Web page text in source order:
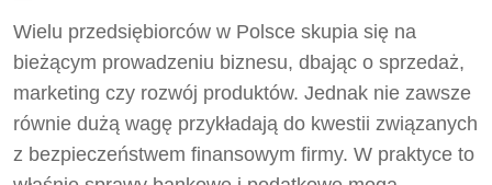
Wielu przedsiębiorców w Polsce skupia się na
bieżącym prowadzeniu biznesu, dbając o sprzedaż,
marketing czy rozwój produktów. Jednak nie zawsze
równie dużą wagę przykładają do kwestii związanych
z bezpieczeństwem finansowym firmy. W praktyce to